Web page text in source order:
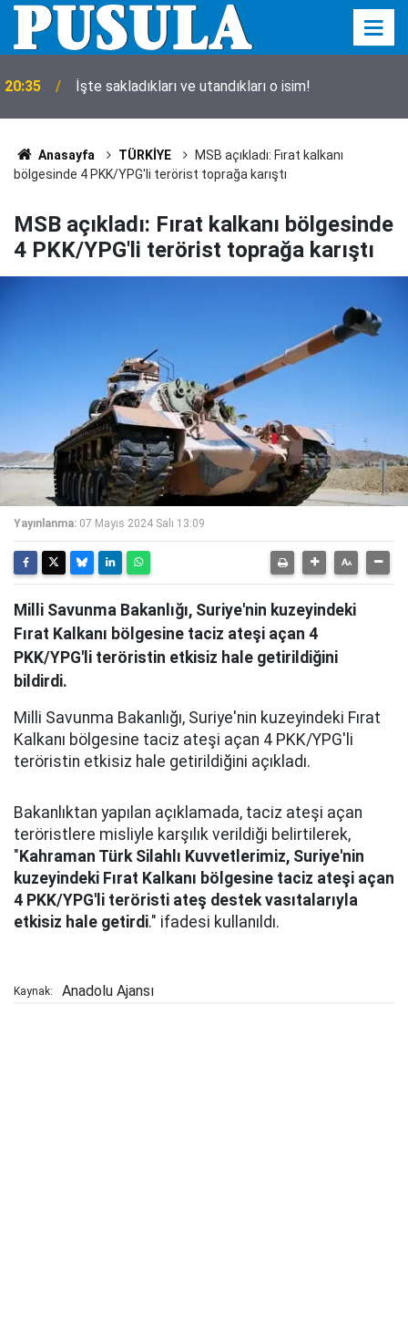
20:35 İşte sakladıkları ve utandıkları o isim!
Anasayfa TÜRKİYE
MSB açıkladı: Fırat kalkanı
bölgesinde 4 PKK/YPG'li terörist toprağa karıştı
MSB açıkladı: Fırat kalkanı bölgesinde
4 PKK/YPG'li terörist toprağa karıştı
Yayınlanma: 07 Mayıs 2024 Salı 13:09
Milli Savunma Bakanlığı, Suriye'nin kuzeyindeki
Fırat Kalkanı bölgesine taciz ateşi açan 4
PKK/YPG'li teröristin etkisiz hale getirildiğini
bildirdi.
Milli Savunma Bakanlığı, Suriye'nin kuzeyindeki Fırat
Kalkanı bölgesine taciz ateşi açan 4 PKK/YPG'li
teröristin etkisiz hale getirildiğini açıkladı.
Bakanlıktan yapılan açıklamada, taciz ateşi açan
teröristlere misliyle karşılık verildiği belirtilerek,
" Kahraman Türk Silahlı Kuvvetlerimiz, Suriye'nin
kuzeyindeki Fırat Kalkanı bölgesine taciz ateşi açan
4 PKK/YPG'li teröristi ateş destek vasıtalarıyla
etkisiz hale getirdi." ifadesi kullanıldı.
Kaynak: Anadolu Ajansı